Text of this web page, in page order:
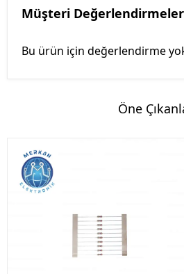
Müşteri
Bu ürün için değerlendirme
Öne